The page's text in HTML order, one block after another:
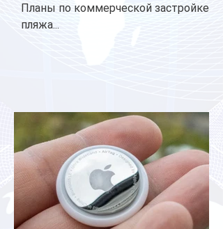
Планы по коммерческой застройке
пляжа...